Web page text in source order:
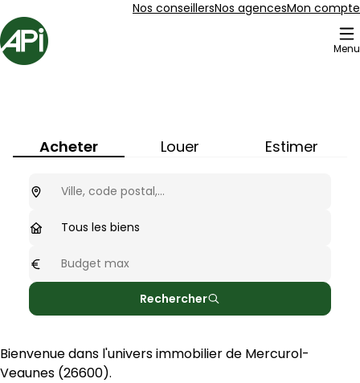
Nos conseillersNos agencesMon compte
Accueil
Menu
Acheter Louer Estimer
Tous les biens
Rechercher
Bienvenue dans l'univers immobilier de Mercurol-
Veaunes (26600).